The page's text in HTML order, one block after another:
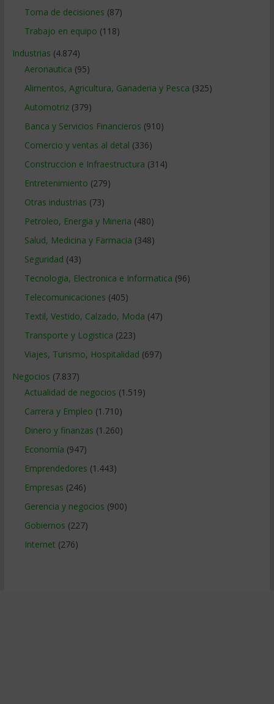
Toma de decisiones (87)
Trabajo en equipo (118)
Industrias (4.874)
Aeronautica (95)
Alimentos, Agricultura, Ganaderia y Pesca (325)
Automotriz(379)
Banca y Servicios Financieros (910)
Comercio y ventas al detal (336)
Construccion e Infraestructura (314)
Entretenimiento (279)
Otras industrias (73)
Petroleo, Energia y Mineria (480)
Salud, Medicina y Farmacia (348)
Seguridad (43)
Tecnologia, Electronica e Informatica (96)
Telecomunicaciones (405)
Textil, Vestido, Calzado, Moda (47)
Transporte y Logistica (223)
Viajes, Turismo, Hospitalidad (697)
Negocios (7.837)
Actualidad de negocios (1.519)
Carrera y Empleo (1.710)
Dinero y finanzas (1.260)
Economía (947)
Emprendedores (1.443)
Empresas (246)
Gerencia y negocios (900)
Gobiernos (227)
Internet (276)